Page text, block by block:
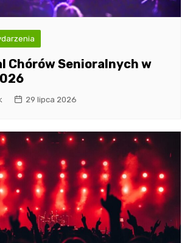
Chórów Senioralnych w
29 lipca 2026